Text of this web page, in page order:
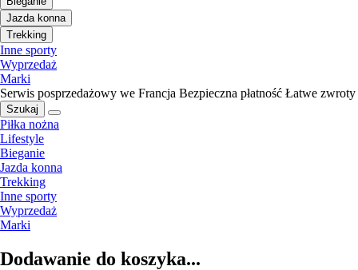
Jazda konna
Trekking
Inne sporty
Wyprzedaż
Marki
Serwis posprzedażowy we Francja Bezpieczna płatność Łatwe zwroty
Szukaj
Piłka nożna
Lifestyle
Bieganie
Jazda konna
Trekking
Inne sporty
Wyprzedaż
Marki
Dodawanie do koszyka...